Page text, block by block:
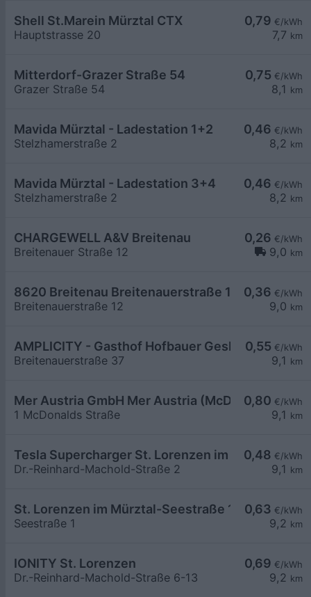
0,79 €/kWh
7,7 km
Shell St.Marein Mürztal CTX
Hauptstrasse 20
0,75 €/kWh
8,1 km
Mitterdorf-Grazer Straße 54
Grazer Straße 54
0,46 €/kWh
8,2 km
Mavida Mürztal - Ladestation 1+2
Stelzhamerstraße 2
0,46 €/kWh
8,2 km
Mavida Mürztal - Ladestation 3+4
Stelzhamerstraße 2
0,26 €/kWh
9,0 km
CHARGEWELL A&V Breitenau
Breitenauer Straße 12
0,36 €/kWh
9,0 km
8620 Breitenau Breitenauerstraße 12 Parkplatz
Breitenauerstraße 12
0,55 €/kWh
9,1 km
AMPLICITY - Gasthof Hofbauer GesbR
Breitenauerstraße 37
0,80 €/kWh
9,1 km
Mer Austria GmbH Mer Austria (McD) - St.
1 McDonalds Straße
0,48 €/kWh
9,1 km
Tesla Supercharger St. Lorenzen im Mürztal,
Dr.-Reinhard-Machold-Straße 2
0,63 €/kWh
9,2 km
St. Lorenzen im Mürztal-Seestraße 1
Seestraße 1
0,69 €/kWh
9,2 km
IONITY St. Lorenzen
Dr.-Reinhard-Machold-Straße 6-13